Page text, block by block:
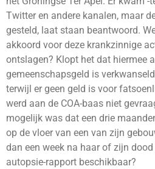
Twitter en andere kanalen, maar
gesteld, laat staan beantwoord.
akkoord voor deze krankzinnige
ontslagen? Klopt het dat hiermee
gemeenschapsgeld is
terwijl er geen geld is voor
werd aan de COA-baas niet
mogelijk was dat een drie
op de vloer van een van zijn
dan een week na haar of zijn
autopsie-rapport beschikbaar?